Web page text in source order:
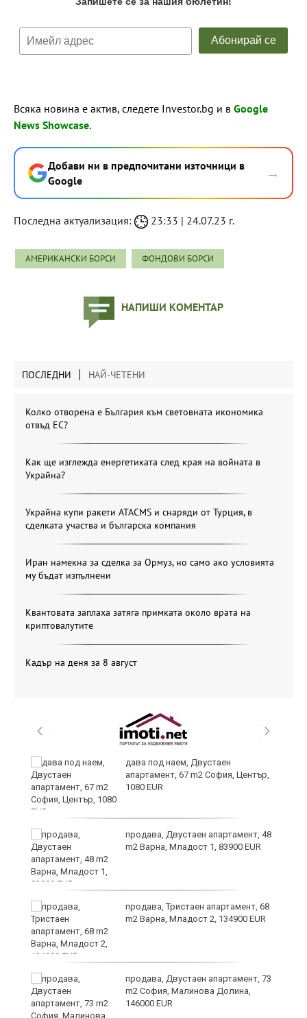
Всяка новина е актив, следете Investor.bg и в Google
News Showcase.
Добави ни в предпочитани източници в
Google
→
Последна актуализация: 23:33 | 24.07.23 г.
АМЕРИКАНСКИ БОРСИ ФОНДОВИ БОРСИ
НАПИШИ КОМЕНТАР
ПОСЛЕДНИ НАЙ-ЧЕТЕНИ
Колко отворена е България към световната икономика
отвъд ЕС?
Как ще изглежда енергетиката след края на войната в
Украйна?
Украйна купи ракети ATACMS и снаряди от Турция, в
сделката участва и българска компания
Иран намекна за сделка за Ормуз, но само ако условията
му бъдат изпълнени
Квантовата заплаха затяга примката около врата на
криптовалутите
Кадър на деня за 8 август
дава под наем, Двустаен
апартамент, 67 m2 София, Център,
1080 EUR
продава, Двустаен апартамент, 48
m2 Варна, Младост 1, 83900 EUR
продава, Тристаен апартамент, 68
m2 Варна, Младост 2, 134900 EUR
продава, Двустаен апартамент, 73
m2 София, Малинова Долина,
146000 EUR